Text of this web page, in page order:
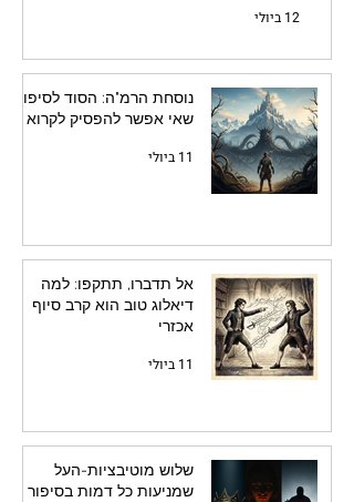
12 ביולי
נוסחת הרמ"ה: הסוד לסיפור
שאי אפשר להפסיק לקרוא
11 ביולי
אל תדברו, תתקפו: למה
דיאלוג טוב הוא קרב סיוף
אכזרי
11 ביולי
שלוש מוטיבציות-העל
שמניעות כל דמות בסיפור